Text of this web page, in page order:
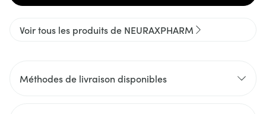
Voir tous les produits de NEURAXPHARM
Méthodes de livraison disponibles